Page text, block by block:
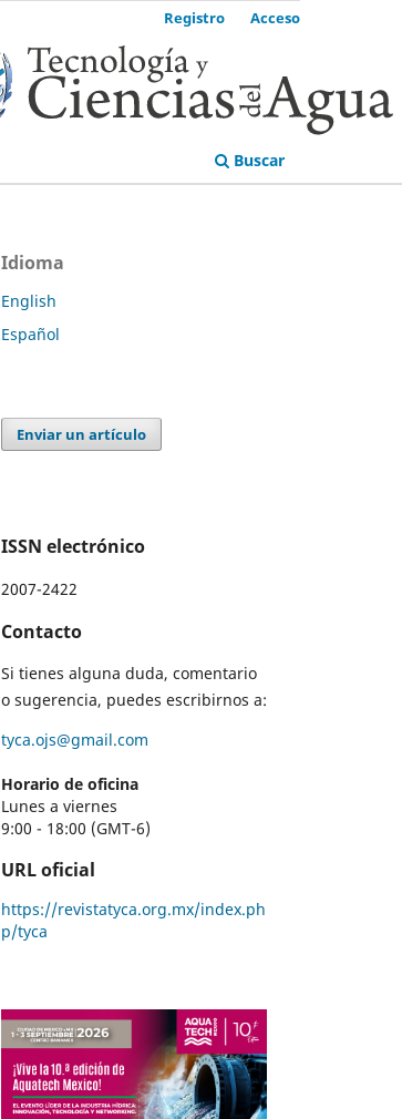
Buscar
Registro Acceso
Idioma
English
Español
Enviar un artículo
ISSN electrónico
2007-2422
Contacto
Si tienes alguna duda, comentario
o sugerencia, puedes escribirnos a:
tyca.ojs@gmail.com
Horario de oficina
Lunes a viernes
9:00 - 18:00 (GMT-6)
URL oficial
https://revistatyca.org.mx/index.ph
p/tyca